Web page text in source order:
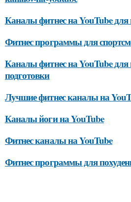
Каналы фитнес на YouTube
Фитнес программы для
Каналы фитнес на YouTube для
подготовки
Лучшие фитнес каналы на
Каналы йоги на YouTube
Фитнес каналы на YouTube
Фитнес программы для